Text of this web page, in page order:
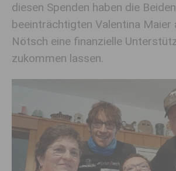
diesen Spenden haben die
beeinträchtigten Valentina Maier
Nötsch eine finanzielle
zukommen lassen.